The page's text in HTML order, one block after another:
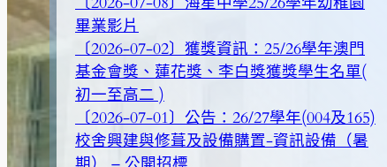
畢業影片
〔2026-07-02〕獲獎資訊：25/26學年澳門
基金會獎、蓮花獎、李白獎獲獎學生名單(
初一至高二 )
〔2026-07-01〕公告：26/27學年(004及165)
校舍興建與修葺及設備購置-資訊設備（暑